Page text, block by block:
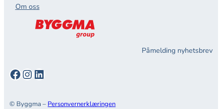
Om oss
Påmelding nyhetsbrev
Facebook
Instagram
LinkedIn
© Byggma – Personvernerklæringen